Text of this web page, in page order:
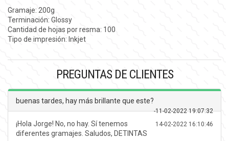
Gramaje: 200g
Terminación: Glossy
Cantidad de hojas por resma: 100
Tipo de impresión: Inkjet
PREGUNTAS DE CLIENTES
buenas tardes, hay más brillante que este?
-11-02-2022 19:07:32
14-02-2022 16:10:46
¡Hola Jorge! No, no hay. Sí tenemos
diferentes gramajes. Saludos, DETINTAS